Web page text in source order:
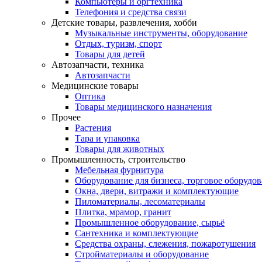
Телефония и средства связи
Детские товары, развлечения, хобби
Музыкальные инструменты, оборудование
Отдых, туризм, спорт
Товары для детей
Автозапчасти, техника
Автозапчасти
Медицинские товары
Оптика
Товары медицинского назначения
Прочее
Растения
Тара и упаковка
Товары для животных
Промышленность, строительство
Мебельная фурнитура
Оборудование для бизнеса, торговое
Окна, двери, витражи и комплектующие
Пиломатериалы, лесоматериалы
Плитка, мрамор, гранит
Промышленное оборудование, сырьё
Сантехника и комплектующие
Средства охраны, слежения, пожаротушения
Стройматериалы и оборудование